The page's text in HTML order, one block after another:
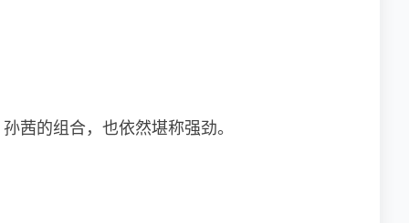
茜的组合，也依然堪称强劲。